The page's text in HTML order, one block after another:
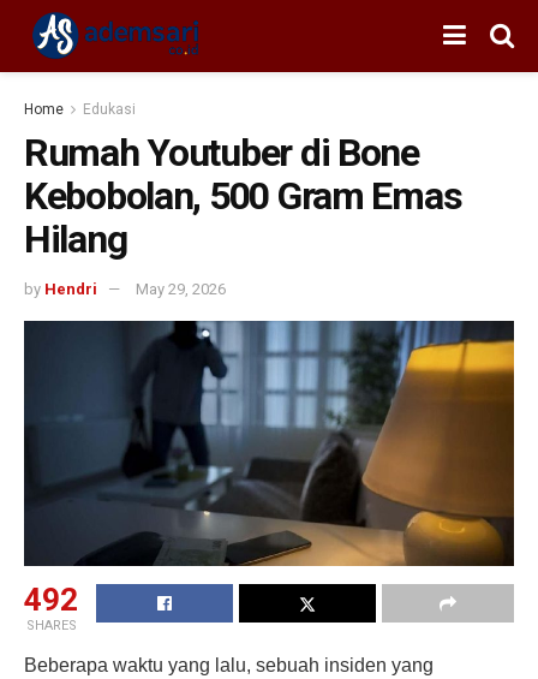
Home Edukasi
Rumah Youtuber di Bone
Kebobolan, 500 Gram Emas
Hilang
by Hendri May 29, 2026
492
SHARES
Beberapa waktu yang lalu, sebuah insiden yang